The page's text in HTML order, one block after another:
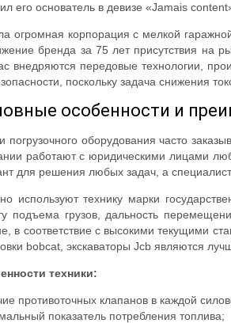
его основатель в девизе «Jamais
огромная корпорация с мелкой
бренда за 75 лет присутствия на
внедряются передовые технологии,
поскольку задача снижения
особенности и
погрузочного оборудования часто
работают с юридическими лицами
для решения любых задач, а
используют технику марки
подъема грузов, дальность
в соответствие с высокими текущими
bobcat, экскаваторы Jcb являются
техники:
противоточных клапанов в каждой
показатель потребления топлива;